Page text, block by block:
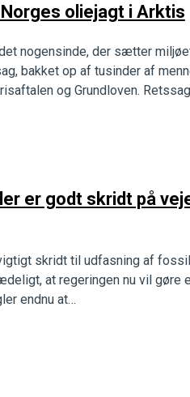
oliejagt i Arktis
nogensinde, der sætter
bakket op af tusinder af
og Grundloven.
er godt skridt på
skridt til udfasning af
at regeringen nu vil gøre
endnu at…